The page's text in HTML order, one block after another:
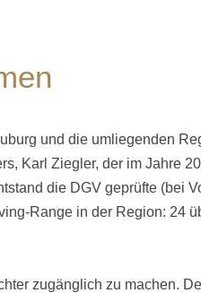
und die umliegenden
Karl Ziegler, der im Jahre
die DGV geprüfte (bei
Range in der Region: 24
zugänglich zu machen.